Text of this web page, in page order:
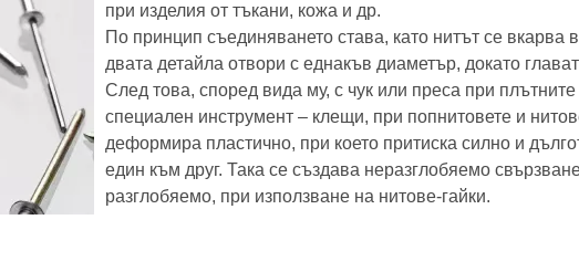
при изделия от тъкани, кожа и др.
По принцип съединяването става, като нитът се вкарва
двата детайла отвори с еднакъв диаметър, докато
След това, според вида му, с чук или преса при
специален инструмент – клещи, при попнитовете и
деформира пластично, при което притиска силно и
един към друг. Така се създава неразглобяемо
разглобяемо, при използване на нитове-гайки.